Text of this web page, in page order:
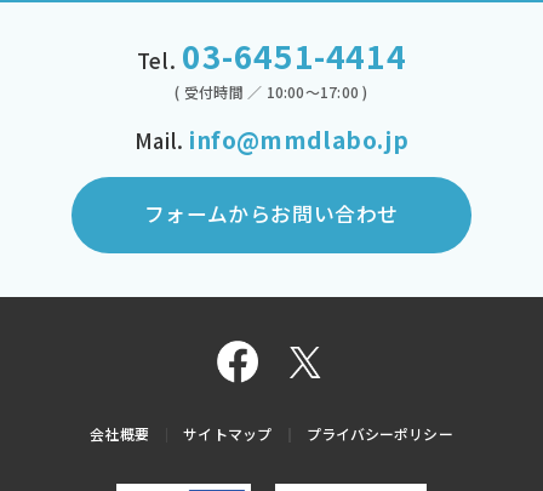
Tel. 03-6451-4414
( 受付時間 ／ 10:00～17:00 )
Mail. info@mmdlabo.jp
フォームからお問い合わせ
会社概要 サイトマップ プライバシーポリシー